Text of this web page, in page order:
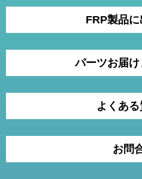
FRP製品
パーツお届
よくあ
お問